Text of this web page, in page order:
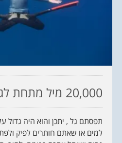
20,000 מיל מתחת לגל
תפסתם גל , יתכן והוא היה גדול
למים או שאתם חותרים לפיק